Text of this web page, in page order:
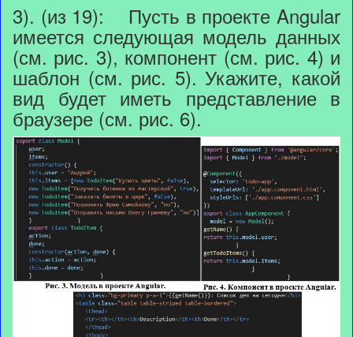
3). (из 19): Пусть в проекте Angular
имеется следующая модель данных
(см. рис. 3), компонент (см. рис. 4) и
шаблон (см. рис. 5). Укажите, какой
вид будет иметь представление в
браузере (см. рис. 6).